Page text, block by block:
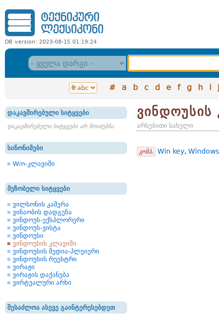
DB version: 2023-08-15 01:19:24
# a b c d e f g h i j
დაკავშირებული სიტყვები
დაკავშირებული სიტყვები არ მოიძებნა
სინონიმები
Win-კლავიში
მეზობელი სიტყვები
ვილსონის კამერა
ვინაობის დადგენა
ვინდოუს-ექსპლორერი
ვინდოუს-ვისტა
ვინდოუსი
ვინდოუსის კლავიში
ვინდოუსის მედია-პლეიერი
ვინდოუსის რეესტრი
ვირაჟი
ვირაჟის დაქანება
ვირტუალური არხი
შესაძლოა ასევე გაინტერესებდეთ
ვინდოუსის
არსებითი სახელი
კომპ. Win key,